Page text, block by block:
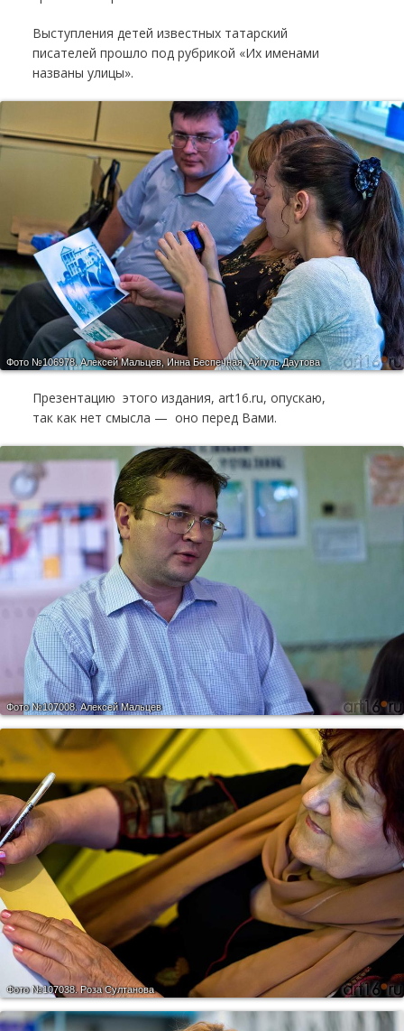
Выступления детей известных татарский
писателей прошло под рубрикой «Их именами
названы улицы».
Фото №106978.Алексей Мальцев, Инна Беспечная, Айгуль Даутова
Презентацию этого издания, art16.ru, опускаю,
так как нет смысла — оно перед Вами.
Фото №107008.Алексей Мальцев
Фото №107038.Роза Султанова